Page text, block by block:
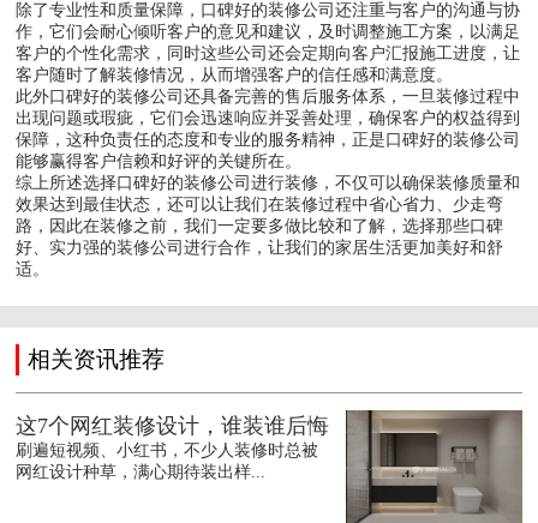
除了专业性和质量保障，口碑好的装修公司还注重与客户的沟通与协
作，它们会耐心倾听客户的意见和建议，及时调整施工方案，以满足
客户的个性化需求，同时这些公司还会定期向客户汇报施工进度，让
客户随时了解装修情况，从而增强客户的信任感和满意度。
此外口碑好的装修公司还具备完善的售后服务体系，一旦装修过程中
出现问题或瑕疵，它们会迅速响应并妥善处理，确保客户的权益得到
保障，这种负责任的态度和专业的服务精神，正是口碑好的装修公司
能够赢得客户信赖和好评的关键所在。
综上所述选择口碑好的装修公司进行装修，不仅可以确保装修质量和
效果达到最佳状态，还可以让我们在装修过程中省心省力、少走弯
路，因此在装修之前，我们一定要多做比较和了解，选择那些口碑
好、实力强的装修公司进行合作，让我们的家居生活更加美好和舒
适。
相关资讯推荐
这7个网红装修设计，谁装谁后悔
刷遍短视频、小红书，不少人装修时总被
网红设计种草，满心期待装出样...